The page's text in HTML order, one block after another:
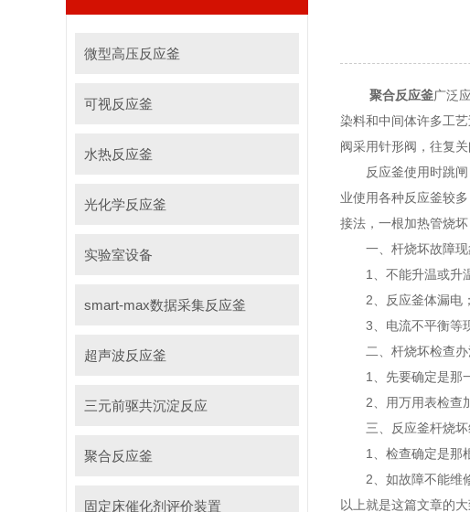
微型高压反应釜
可视反应釜
水热反应釜
光化学反应釜
实验室设备
smart-max数据采集反应釜
超声波反应釜
三元前驱共沉淀反应
聚合反应釜
固定床催化剂评价装置
聚合反应釜广泛
染料和中间体许多工
阀采用针形阀，往复
反应釜使用时跳闸
业使用各种反应釜较
接法，一根加热管烧
一、杆烧坏故障现
1、不能升温或升
2、反应釜体漏电；
3、电流不平衡等
二、杆烧坏检查办
1、先要确定是那一
2、用万用表检查加
三、反应釜杆烧坏
1、检查确定是那根
2、如故障不能维修
以上就是这篇文章的